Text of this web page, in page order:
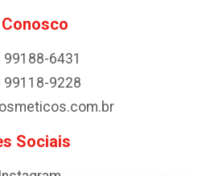
99188-6431
99118-9228
Sociais